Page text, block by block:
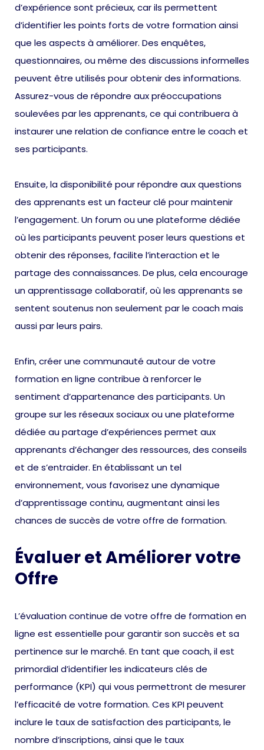
d’expérience sont précieux, car ils permettent
d’identifier les points forts de votre formation ainsi
que les aspects à améliorer. Des enquêtes,
questionnaires, ou même des discussions informelles
peuvent être utilisés pour obtenir des informations.
Assurez-vous de répondre aux préoccupations
soulevées par les apprenants, ce qui contribuera à
instaurer une relation de confiance entre le coach et
ses participants.
Ensuite, la disponibilité pour répondre aux questions
des apprenants est un facteur clé pour maintenir
l’engagement. Un forum ou une plateforme dédiée
où les participants peuvent poser leurs questions et
obtenir des réponses, facilite l’interaction et le
partage des connaissances. De plus, cela encourage
un apprentissage collaboratif, où les apprenants se
sentent soutenus non seulement par le coach mais
aussi par leurs pairs.
Enfin, créer une communauté autour de votre
formation en ligne contribue à renforcer le
sentiment d’appartenance des participants. Un
groupe sur les réseaux sociaux ou une plateforme
dédiée au partage d’expériences permet aux
apprenants d’échanger des ressources, des conseils
et de s’entraider. En établissant un tel
environnement, vous favorisez une dynamique
d’apprentissage continu, augmentant ainsi les
chances de succès de votre offre de formation.
Évaluer et Améliorer votre
Offre
L’évaluation continue de votre offre de formation en
ligne est essentielle pour garantir son succès et sa
pertinence sur le marché. En tant que coach, il est
primordial d’identifier les indicateurs clés de
performance (KPI) qui vous permettront de mesurer
l’efficacité de votre formation. Ces KPI peuvent
inclure le taux de satisfaction des participants, le
nombre d’inscriptions, ainsi que le taux